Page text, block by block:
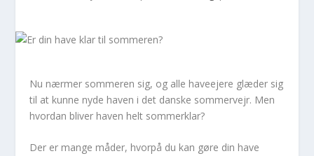
Nu nærmer sommeren sig, og alle haveejere glæder sig
til at kunne nyde haven i det danske sommervejr. Men
hvordan bliver haven helt sommerklar?
Der er mange måder, hvorpå du kan gøre din have